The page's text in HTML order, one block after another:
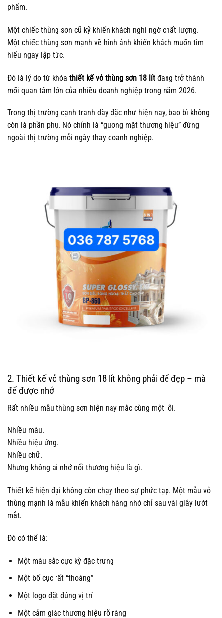
phẩm.
Một chiếc thùng sơn cũ kỹ khiến khách nghi ngờ chất lượng.
Một chiếc thùng sơn mạnh về hình ảnh khiến khách muốn tìm
hiểu ngay lập tức.
Đó là lý do từ khóa thiết kế vỏ thùng sơn 18 lít đang trở thành
mối quan tâm lớn của nhiều doanh nghiệp trong năm 2026.
Trong thị trường cạnh tranh dày đặc như hiện nay, bao bì không
còn là phần phụ. Nó chính là “gương mặt thương hiệu” đứng
ngoài thị trường mỗi ngày thay doanh nghiệp.
2. Thiết kế vỏ thùng sơn 18 lít không phải để đẹp – mà
để được nhớ
Rất nhiều mẫu thùng sơn hiện nay mắc cùng một lỗi.
Nhiều màu.
Nhiều hiệu ứng.
Nhiều chữ.
Nhưng không ai nhớ nổi thương hiệu là gì.
Thiết kế hiện đại không còn chạy theo sự phức tạp. Một mẫu vỏ
thùng mạnh là mẫu khiến khách hàng nhớ chỉ sau vài giây lướt
mắt.
Đó có thể là:
Một màu sắc cực kỳ đặc trưng
Một bố cục rất “thoáng”
Một logo đặt đúng vị trí
Một cảm giác thương hiệu rõ ràng